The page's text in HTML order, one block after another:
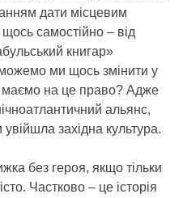
дати місцевим
самостійно – від
книгар»
ми щось змінити у
маємо на це право? Адже
альянс,
західна культура.
без героя, якщо тільки
Частково – це історія